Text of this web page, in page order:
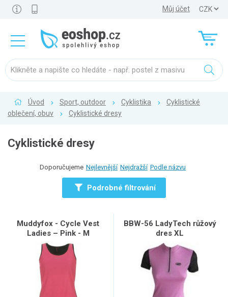
Můj účet
Úvod Sport, outdoor Cyklistika
Cyklistické
oblečení, obuv
Cyklistické dresy
Cyklistické dresy
Doporučujeme Nejlevnější Nejdražší Podle názvu
Podrobné filtrování
Muddyfox - Cycle Vest
Ladies – Pink - M
BBW-56 LadyTech růžový
dres XL